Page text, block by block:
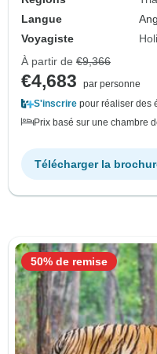
Langue
Voyagiste
À partir de €9,366
€4,683
par personne
S'inscrire pour réaliser des
Prix basé sur une chambre
Télécharger la
50% de remise